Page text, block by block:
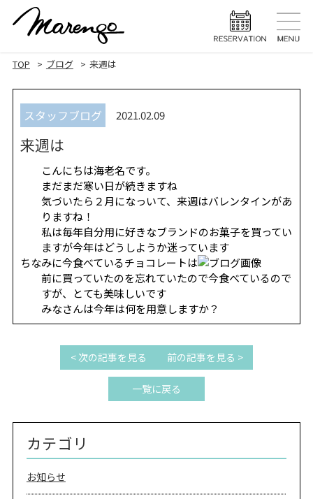
MENU メニュー
STAFF
BLOG ブログ
REVIEW
SALON INFO
RECRUIT
TOP ブログ 来週は
スタッフブログ 2021.02.09
来週は
こんにちは海老名です。
まだまだ寒い日が続きますね
気づいたら２月になっいて、来週はバレンタインがあ
りますね！
私は毎年自分用に好きなブランドのお菓子を買ってい
ますが今年はどうしようか迷っています
ちなみに今食べているチョコレートは
前に買っていたのを忘れていたので今食べているので
すが、とても美味しいです
みなさんは今年は何を用意しますか？
< 次の記事を見る
一覧に戻る
前の記事を見る >
カテゴリ
お知らせ